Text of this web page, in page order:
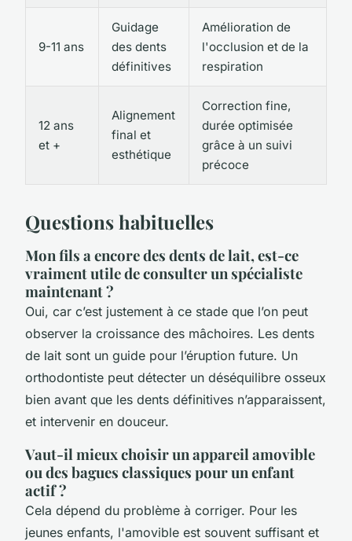
9-11 ans
Guidage
des dents
définitives
Amélioration de
l'occlusion et de la
respiration
12 ans
et +
Alignement
final et
esthétique
Correction fine,
durée optimisée
grâce à un suivi
précoce
Questions habituelles
Mon fils a encore des dents de lait, est-ce
vraiment utile de consulter un spécialiste
maintenant ?
Oui, car c’est justement à ce stade que l’on peut
observer la croissance des mâchoires. Les dents
de lait sont un guide pour l’éruption future. Un
orthodontiste peut détecter un déséquilibre osseux
bien avant que les dents définitives n’apparaissent,
et intervenir en douceur.
Vaut-il mieux choisir un appareil amovible
ou des bagues classiques pour un enfant
actif ?
Cela dépend du problème à corriger. Pour les
jeunes enfants, l'amovible est souvent suffisant et